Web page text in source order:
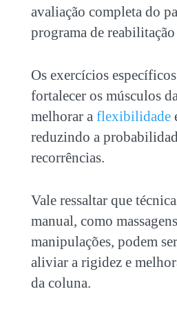
avaliação completa do
programa de
Os exercícios
fortalecer os músculos
melhorar a flexibilidade
reduzindo a
recorrências.
Vale ressaltar que
manual, como
manipulações, podem
aliviar a rigidez e
da coluna.